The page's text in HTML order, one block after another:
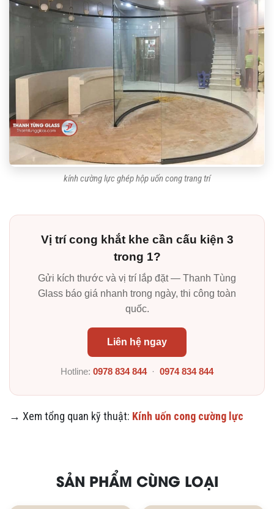
kính cường lực ghép hộp uốn cong trang trí
Vị trí cong khắt khe cần cấu kiện 3
trong 1?
Gửi kích thước và vị trí lắp đặt — Thanh Tùng
Glass báo giá nhanh trong ngày, thi công toàn
quốc.
Liên hệ ngay
Hotline: 0978 834 844· 0974 834 844
→ Xem tổng quan kỹ thuật: Kính uốn cong cường lực
SẢN PHẨM CÙNG LOẠI